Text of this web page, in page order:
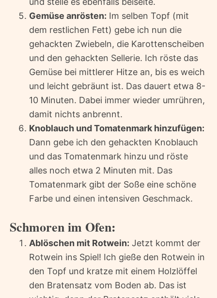
Gemüse anrösten: Im selben Topf (mit
dem restlichen Fett) gebe ich nun die
gehackten Zwiebeln, die Karottenscheiben
und den gehackten Sellerie. Ich röste das
Gemüse bei mittlerer Hitze an, bis es weich
und leicht gebräunt ist. Das dauert etwa 8-
10 Minuten. Dabei immer wieder umrühren,
damit nichts anbrennt.
Knoblauch und Tomatenmark hinzufügen:
Dann gebe ich den gehackten Knoblauch
und das Tomatenmark hinzu und röste
alles noch etwa 2 Minuten mit. Das
Tomatenmark gibt der Soße eine schöne
Farbe und einen intensiven Geschmack.
Schmoren im Ofen:
Ablöschen mit Rotwein: Jetzt kommt der
Rotwein ins Spiel! Ich gieße den Rotwein in
den Topf und kratze mit einem Holzlöffel
den Bratensatz vom Boden ab. Das ist